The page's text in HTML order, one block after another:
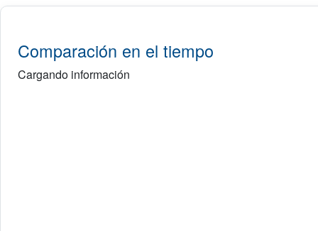
Comparación en el tiempo
Cargando información